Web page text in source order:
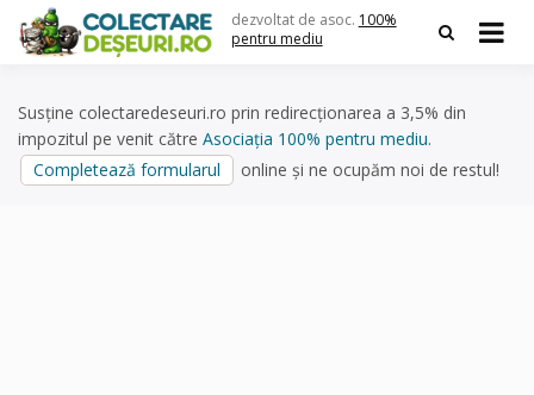
content
dezvoltat de asoc. 100%
pentru mediu
Susține colectaredeseuri.ro prin redirecționarea a 3,5% din
impozitul pe venit către Asociația 100% pentru mediu.
Completează formularul
online și ne ocupăm noi de restul!